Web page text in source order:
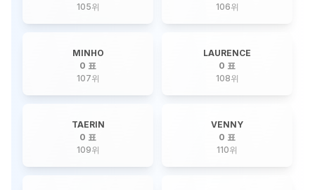
105위
106위
MINHO
0 표
107위
LAURENCE
0 표
108위
TAERIN
0 표
109위
VENNY
0 표
110위